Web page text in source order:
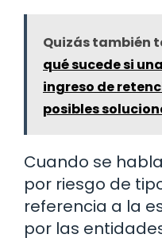
Quizás también
qué sucede si
ingreso de
posibles
Cuando se
por riesgo de
referencia a la
por las